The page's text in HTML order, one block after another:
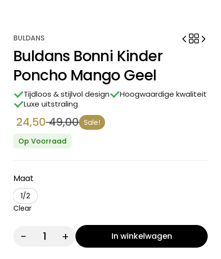
BULDANS
Buldans Bonni Kinder
Poncho Mango Geel
Tijdloos & stijlvol design
Hoogwaardige kwaliteit
Luxe uitstraling
49,00
Oorspronkelijke
prijs
€ 49,00.
24,50
Huidige
prijs
€ 24,50.
Sale!
Op Voorraad
Maat
1/2
Clear
Quantity: In winkelwagen